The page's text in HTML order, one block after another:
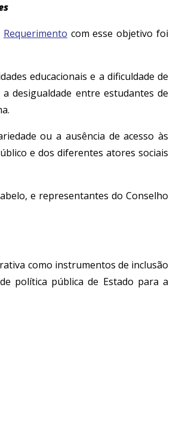
Requerimento com esse objetivo foi
educacionais e a dificuldade de
desigualdade entre estudantes de
ou a ausência de acesso às
e dos diferentes atores sociais
e representantes do Conselho
como instrumentos de inclusão
política pública de Estado para a